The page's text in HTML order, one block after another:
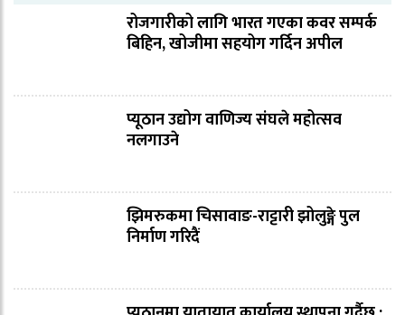
रोजगारीको लागि भारत गएका कवर सम्पर्क
बिहिन, खोजीमा सहयोग गर्दिन अपील
प्यूठान उद्योग वाणिज्य संघले महोत्सव
नलगाउने
झिमरुकमा चिसावाङ-राट्टारी झोलुङ्गे पुल
निर्माण गरिदैं